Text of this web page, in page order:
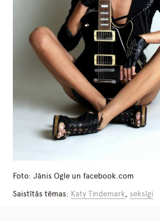
Foto: Jānis Ogle un facebook.com
Saistītās tēmas: Katy Tindemark seksīgi